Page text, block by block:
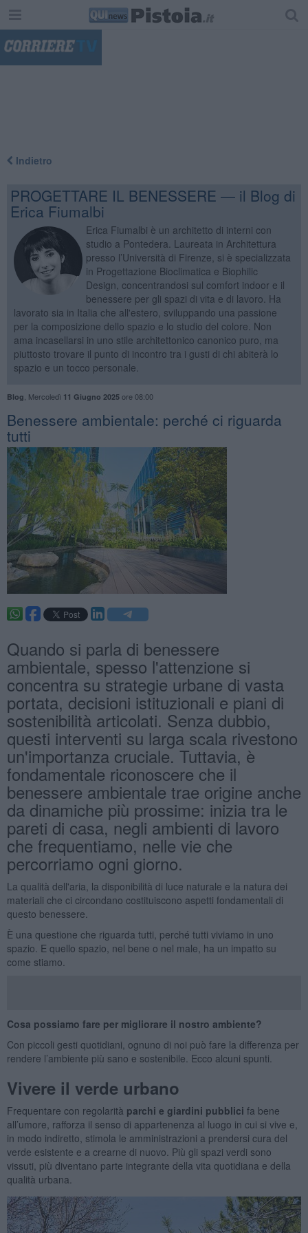
Indietro
PROGETTARE IL BENESSERE — il Blog di
Erica Fiumalbi
Erica Fiumalbi è un architetto di interni con
studio a Pontedera. Laureata in Architettura
presso l’Università di Firenze, si è specializzata
in Progettazione Bioclimatica e Biophilic
Design, concentrandosi sul comfort indoor e il
benessere per gli spazi di vita e di lavoro. Ha
lavorato sia in Italia che all'estero, sviluppando una passione
per la composizione dello spazio e lo studio del colore. Non
ama incasellarsi in uno stile architettonico canonico puro, ma
piuttosto trovare il punto di incontro tra i gusti di chi abiterà lo
spazio e un tocco personale.
Blog Mercoledì 11 Giugno 2025ore 08:00
Benessere ambientale: perché ci riguarda
tutti
Quando si parla di benessere
ambientale, spesso l'attenzione si
concentra su strategie urbane di vasta
portata, decisioni istituzionali e piani di
sostenibilità articolati. Senza dubbio,
questi interventi su larga scala rivestono
un'importanza cruciale. Tuttavia, è
fondamentale riconoscere che il
benessere ambientale trae origine anche
da dinamiche più prossime: inizia tra le
pareti di casa, negli ambienti di lavoro
che frequentiamo, nelle vie che
percorriamo ogni giorno.
La qualità dell'aria, la disponibilità di luce naturale e la natura dei
materiali che ci circondano costituiscono aspetti fondamentali di
questo benessere.
È una questione che riguarda tutti, perché tutti viviamo in uno
spazio. E quello spazio, nel bene o nel male, ha un impatto su
come stiamo.
Cosa possiamo fare per migliorare il nostro ambiente?
Con piccoli gesti quotidiani, ognuno di noi può fare la differenza per
rendere l’ambiente più sano e sostenibile. Ecco alcuni spunti.
Vivere il verde urbano
Frequentare con regolarità parchi e giardini pubblici fa bene
all’umore, rafforza il senso di appartenenza al luogo in cui si vive e,
in modo indiretto, stimola le amministrazioni a prendersi cura del
verde esistente e a crearne di nuovo. Più gli spazi verdi sono
vissuti, più diventano parte integrante della vita quotidiana e della
qualità urbana.